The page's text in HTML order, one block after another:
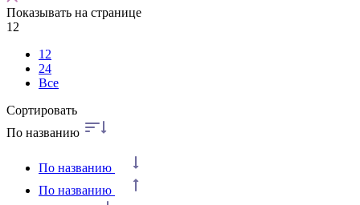
Показывать на странице
12
12
24
Все
Сортировать
По названию
По названию
По названию